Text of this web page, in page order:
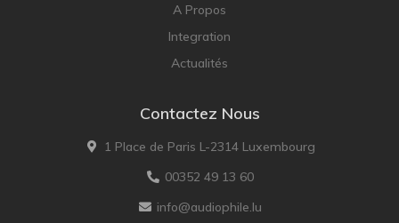
A Propos
Integration
Actualités
Contactez Nous
1 Place de Paris L-2314 Luxembourg
00352 49 13 60
info@audiophile.lu